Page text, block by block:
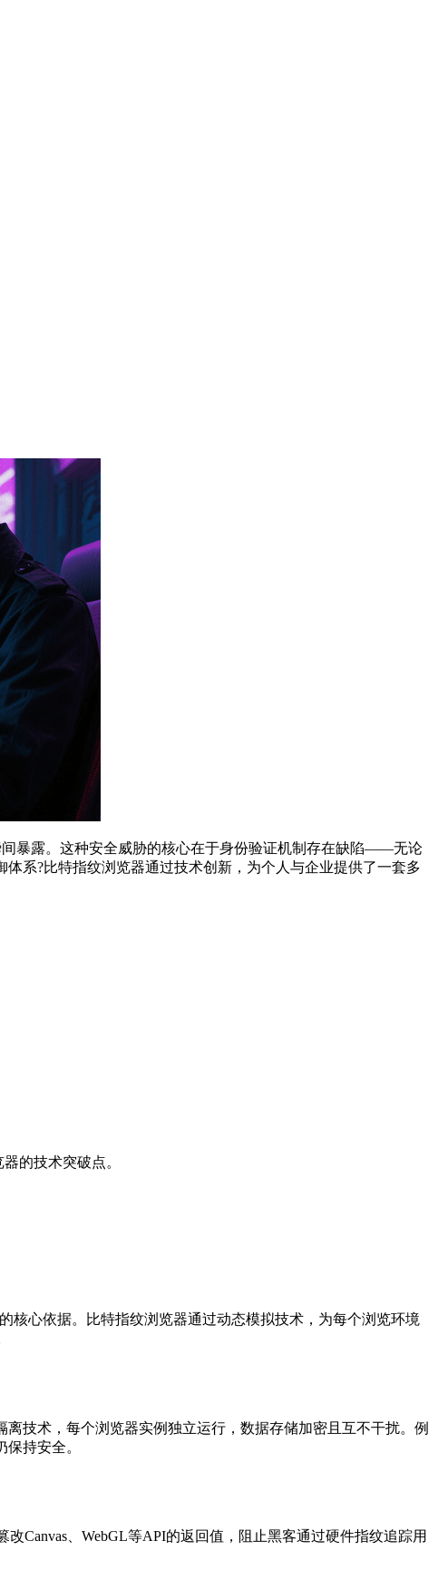
暴露。这种安全威胁的核心在于身份验证机制存在缺陷——无论
系?比特指纹浏览器通过技术创新，为个人与企业提供了一套多
的技术突破点。
心依据。比特指纹浏览器通过动态模拟技术，为每个浏览环境
技术，每个浏览器实例独立运行，数据存储加密且互不干扰。例
持安全。
、WebGL等API的返回值，阻止黑客通过硬件指纹追踪用